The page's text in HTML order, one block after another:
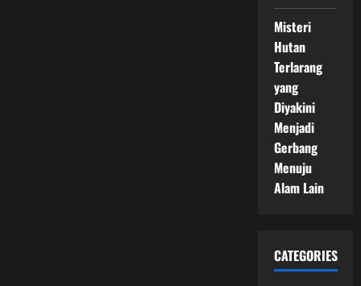
Misteri
Hutan
Terlarang
yang
Diyakini
Menjadi
Gerbang
Menuju
Alam Lain
CATEGORIES